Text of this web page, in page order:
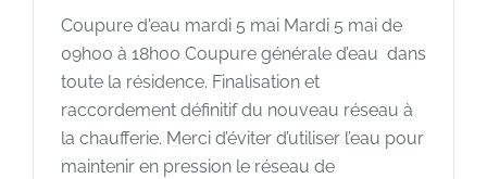
Coupure d'eau mardi 5 mai Mardi 5 mai de
09h00 à 18h00 Coupure générale d’eau dans
toute la résidence. Finalisation et
raccordement définitif du nouveau réseau à
la chaufferie. Merci d’éviter d’utiliser l’eau pour
maintenir en pression le réseau de